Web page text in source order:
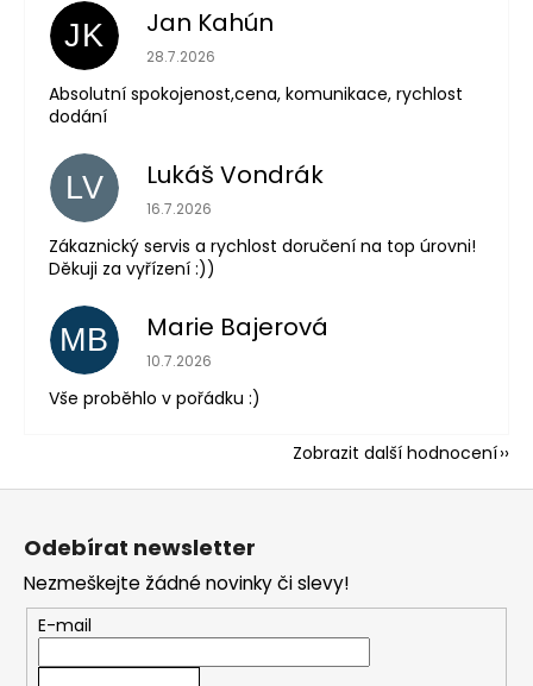
JK Jan Kahún
Hodnocení obchodu je 5 z 5 hvězdiček.
28.7.2026
Absolutní spokojenost,cena, komunikace, rychlost
dodání
LV Lukáš Vondrák
Hodnocení obchodu je 5 z 5 hvězdiček.
16.7.2026
Zákaznický servis a rychlost doručení na top úrovni!
Děkuji za vyřízení :))
MB Marie Bajerová
Hodnocení obchodu je 5 z 5 hvězdiček.
10.7.2026
Vše proběhlo v pořádku :)
Zobrazit další hodnocení
Odebírat newsletter
Nezmeškejte žádné novinky či slevy!
E-mail